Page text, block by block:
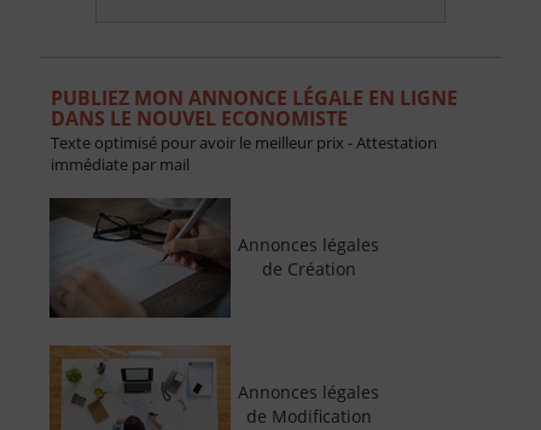
PUBLIEZ MON ANNONCE LÉGALE EN LIGNE
DANS LE NOUVEL ECONOMISTE
Texte optimisé pour avoir le meilleur prix - Attestation
immédiate par mail
Annonces légales
de Création
Annonces légales
de Modification